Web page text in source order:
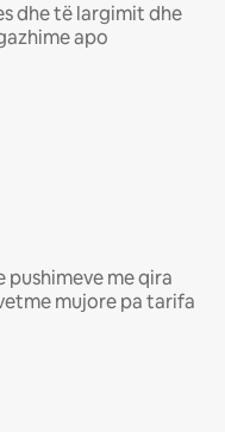
dhe të largimit dhe
apo
me qira
mujore pa tarifa